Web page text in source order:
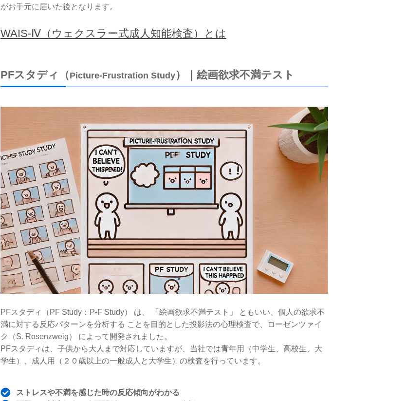
がお手元に届いた後となります。
WAIS-Ⅳ（ウェクスラー式成人知能検査）とは
PFスタディ（Picture-Frustration Study）｜絵画欲求不満テスト
PFスタディ（PF Study：P-F Study） は、 「絵画欲求不満テスト」 ともいい、個人の欲求不
満に対する反応パターンを分析する ことを目的とした投影法の心理検査で、ローゼンツァイ
ク（S. Rosenzweig） によって開発されました。
PFスタディは、子供から大人まで対応していますが、当社では青年用（中学生、高校生、大
学生）、成人用（２０歳以上の一般成人と大学生）の検査を行っています。
ストレスや不満を感じた時の反応傾向がわかる